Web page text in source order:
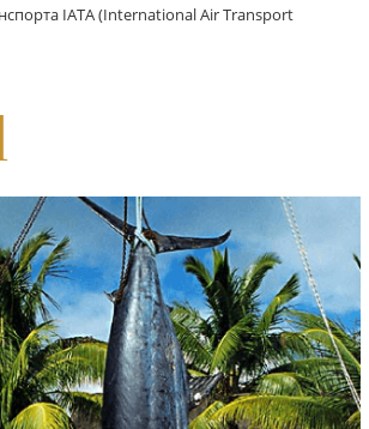
IATA (International Air Transport